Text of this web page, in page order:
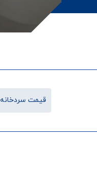
قیمت سردخانه